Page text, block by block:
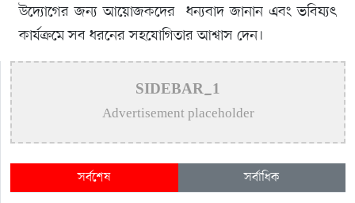
উদ্যোগের জন্য আয়োজকদের ধন্যবাদ জানান এবং ভবিষ্যৎ
কার্যক্রমে সব ধরনের সহযোগিতার আশ্বাস দেন।
SIDEBAR_1
Advertisement placeholder
সর্বশেষ সর্বাধিক